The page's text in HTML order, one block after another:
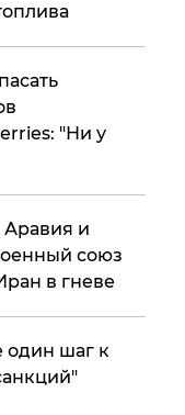
"Ни у
Аравия и
союз
в гневе
шаг к